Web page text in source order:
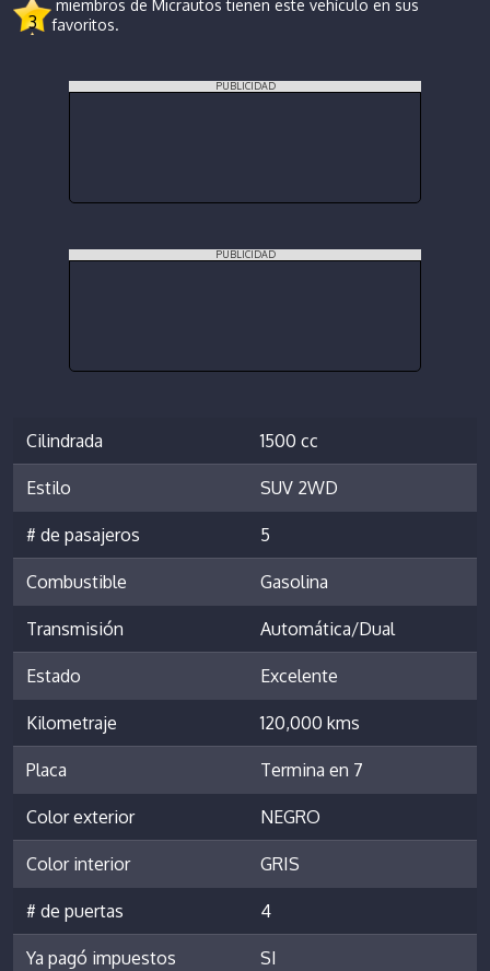
3
miembros de Micrautos tienen este vehículo en sus
favoritos.
PUBLICIDAD
PUBLICIDAD
Cilindrada 1500 cc
Estilo SUV 2WD
# de pasajeros 5
Combustible Gasolina
Transmisión Automática/Dual
Estado Excelente
Kilometraje 120,000 kms
Placa Termina en 7
Color exterior NEGRO
Color interior GRIS
# de puertas 4
Ya pagó impuestos SI